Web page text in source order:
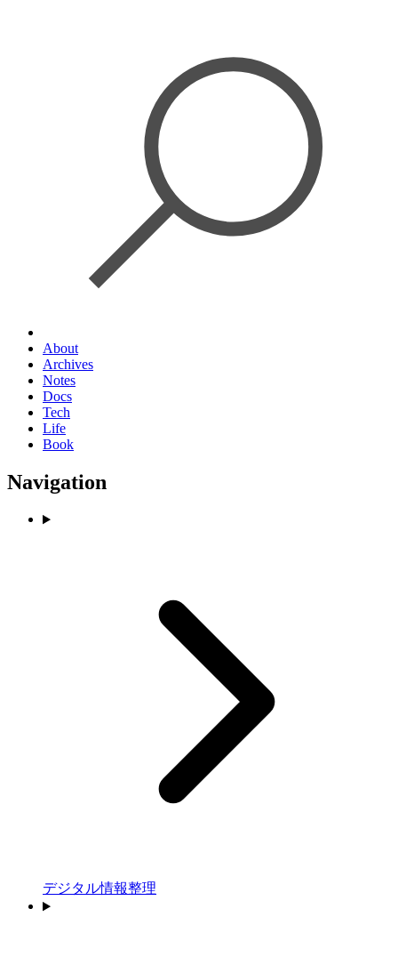
About
Archives
Notes
Docs
Tech
Life
Book
Navigation
デジタル情報整理